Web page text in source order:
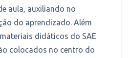
aula, auxiliando no
do aprendizado. Além
didáticos do SAE
colocados no centro do